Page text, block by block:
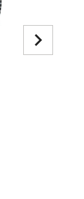
navigate_next